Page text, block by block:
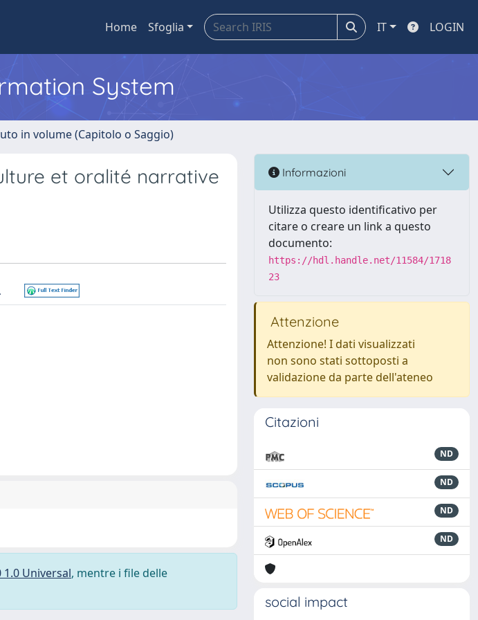
Home Sfoglia IT LOGIN
System
in volume (Capitolo o Saggio)
et oralité narrative
1.0 Universal, mentre i file delle
Informazioni
Utilizza questo identificativo per
citare o creare un link a questo
documento:
https://hdl.handle.net/11584/1718
23
Attenzione
Attenzione! I dati visualizzati
non sono stati sottoposti a
validazione da parte dell'ateneo
Citazioni
ND
ND
ND
ND
social impact